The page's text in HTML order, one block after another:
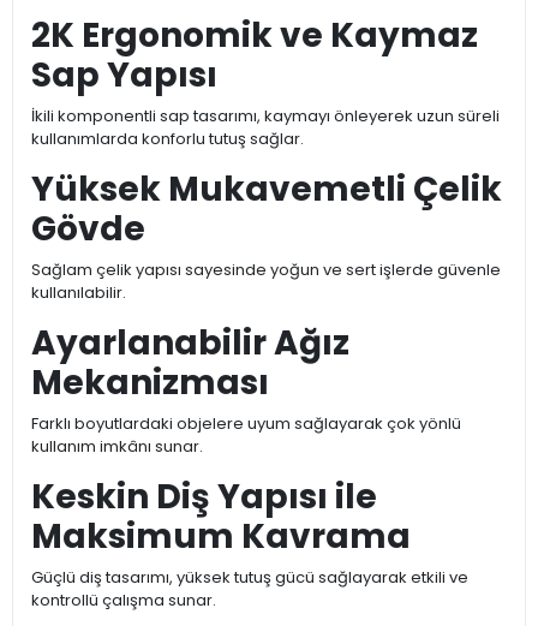
2K Ergonomik ve Kaymaz
Sap Yapısı
İkili komponentli sap tasarımı, kaymayı önleyerek uzun süreli
kullanımlarda konforlu tutuş sağlar.
Yüksek Mukavemetli Çelik
Gövde
Sağlam çelik yapısı sayesinde yoğun ve sert işlerde güvenle
kullanılabilir.
Ayarlanabilir Ağız
Mekanizması
Farklı boyutlardaki objelere uyum sağlayarak çok yönlü
kullanım imkânı sunar.
Keskin Diş Yapısı ile
Maksimum Kavrama
Güçlü diş tasarımı, yüksek tutuş gücü sağlayarak etkili ve
kontrollü çalışma sunar.